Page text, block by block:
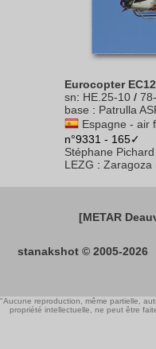
Eurocopter
sn: HE.25-10 /
base : Patrulla
Espagne - air
n°9331 - 165✓
Stéphane Pichard
LEZG : Zaragoza
[METAR
stanakshot © 2005-2026
"Aucune reproduction, même partielle,
propriété intellectuelle, ne peut être